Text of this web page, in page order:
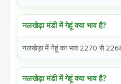
नलखेड़ा मंडी में गेहूं क्या भाव है?
नलखेड़ा में गेहूं का भाव 2270 से
नलखेड़ा मंडी में गेहूं क्या भाव है?